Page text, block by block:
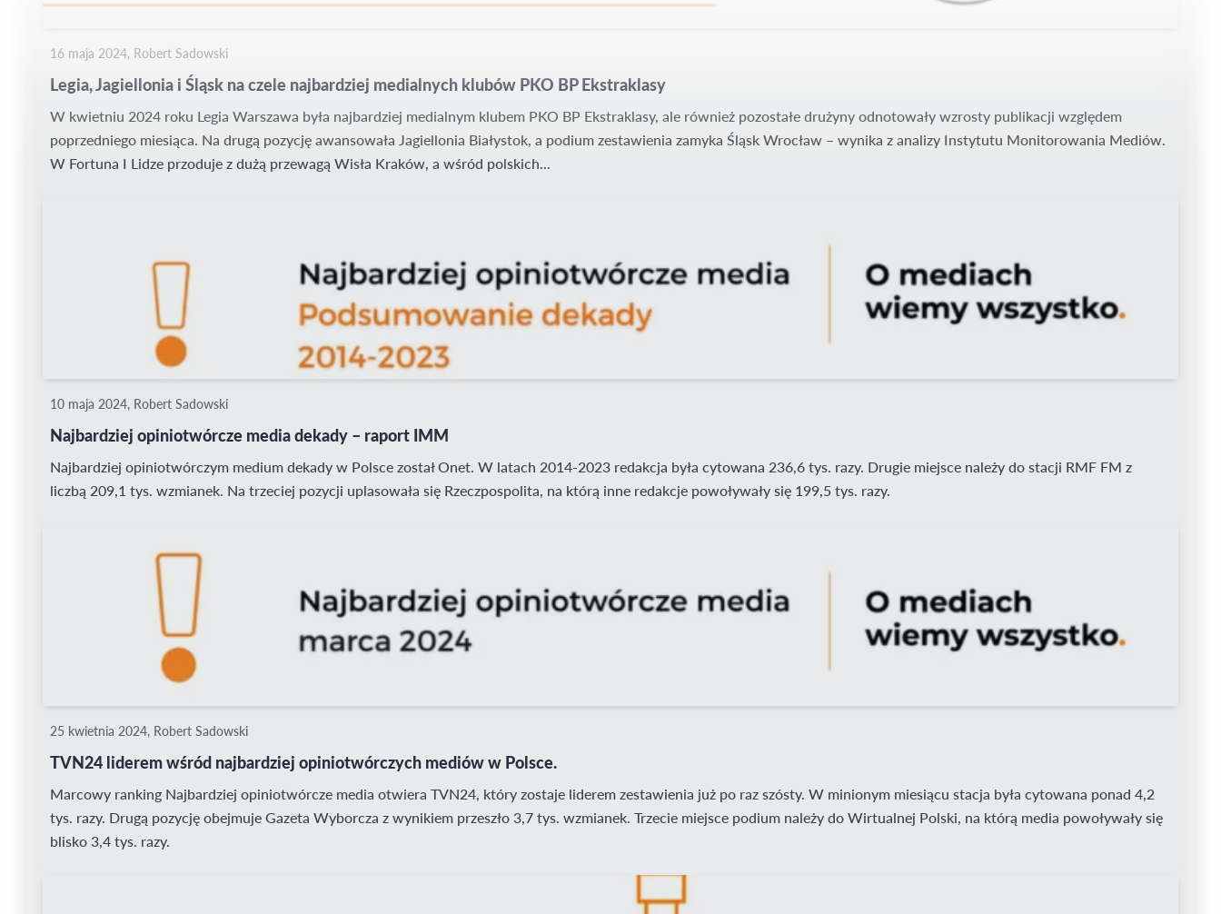
16 maja 2024, Robert Sadowski
Legia, Jagiellonia i Śląsk na czele najbardziej medialnych klubów PKO BP Ekstraklasy
W kwietniu 2024 roku Legia Warszawa była najbardziej medialnym klubem PKO BP Ekstraklasy, ale również pozostałe drużyny odnotowały wzrosty publikacji względem
poprzedniego miesiąca. Na drugą pozycję awansowała Jagiellonia Białystok, a podium zestawienia zamyka Śląsk Wrocław – wynika z analizy Instytutu Monitorowania Mediów.
W Fortuna I Lidze przoduje z dużą przewagą Wisła Kraków, a wśród polskich...
10 maja 2024, Robert Sadowski
Najbardziej opiniotwórcze media dekady – raport IMM
Najbardziej opiniotwórczym medium dekady w Polsce został Onet. W latach 2014-2023 redakcja była cytowana 236,6 tys. razy. Drugie miejsce należy do stacji RMF FM z
liczbą 209,1 tys. wzmianek. Na trzeciej pozycji uplasowała się Rzeczpospolita, na którą inne redakcje powoływały się 199,5 tys. razy.
25 kwietnia 2024, Robert Sadowski
TVN24 liderem wśród najbardziej opiniotwórczych mediów w Polsce.
Marcowy ranking Najbardziej opiniotwórcze media otwiera TVN24, który zostaje liderem zestawienia już po raz szósty. W minionym miesiącu stacja była cytowana ponad 4,2
tys. razy. Drugą pozycję obejmuje Gazeta Wyborcza z wynikiem przeszło 3,7 tys. wzmianek. Trzecie miejsce podium należy do Wirtualnej Polski, na którą media powoływały się
blisko 3,4 tys. razy.